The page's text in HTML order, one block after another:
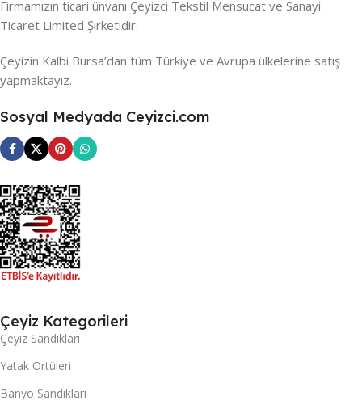
Firmamızın ticari ünvanı Çeyizci Tekstil Mensucat ve Sanayi
Ticaret Limited Şirketidir.
Çeyizin Kalbi Bursa’dan tüm Türkiye ve Avrupa ülkelerine satış
yapmaktayız.
Sosyal Medyada Ceyizci.com
Çeyiz Kategorileri
Çeyiz Sandıkları
Yatak Örtüleri
Banyo Sandıkları